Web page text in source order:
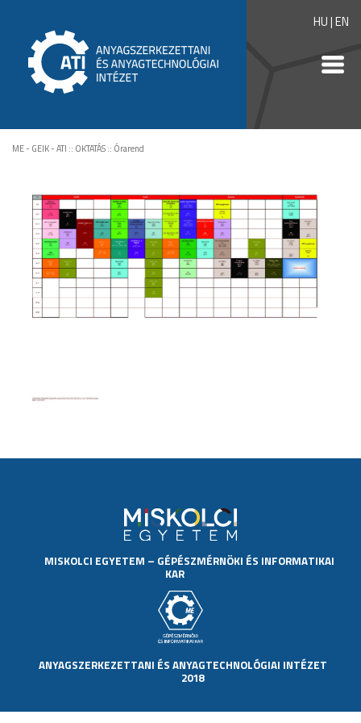
HU|EN
ME - GEIK - ATI :: OKTATÁS:: Órarend
MISKOLCI EGYETEM – GÉPÉSZMÉRNÖKI ÉS INFORMATIKAI
KAR
ANYAGSZERKEZETTANI ÉS ANYAGTECHNOLÓGIAI INTÉZET
2018